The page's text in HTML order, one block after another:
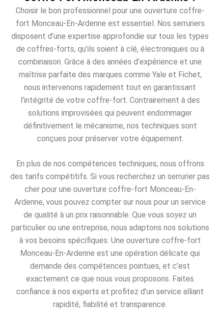
Choisir le bon professionnel pour une ouverture coffre-
fort Monceau-En-Ardenne est essentiel. Nos serruriers
disposent d’une expertise approfondie sur tous les types
de coffres-forts, qu’ils soient à clé, électroniques ou à
combinaison. Grâce à des années d’expérience et une
maîtrise parfaite des marques comme Yale et Fichet,
nous intervenons rapidement tout en garantissant
l’intégrité de votre coffre-fort. Contrairement à des
solutions improvisées qui peuvent endommager
définitivement le mécanisme, nos techniques sont
conçues pour préserver votre équipement.
En plus de nos compétences techniques, nous offrons
des tarifs compétitifs. Si vous recherchez un serrurier pas
cher pour une ouverture coffre-fort Monceau-En-
Ardenne, vous pouvez compter sur nous pour un service
de qualité à un prix raisonnable. Que vous soyez un
particulier ou une entreprise, nous adaptons nos solutions
à vos besoins spécifiques. Une ouverture coffre-fort
Monceau-En-Ardenne est une opération délicate qui
demande des compétences pointues, et c’est
exactement ce que nous vous proposons. Faites
confiance à nos experts et profitez d’un service alliant
rapidité, fiabilité et transparence.